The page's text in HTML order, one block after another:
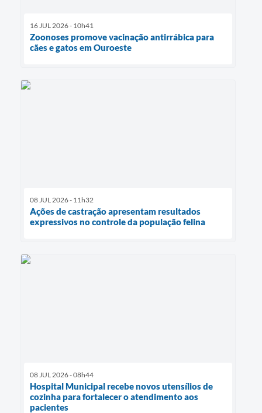
16 JUL 2026 - 10h41
Zoonoses promove vacinação antirrábica para
cães e gatos em Ouroeste
08 JUL 2026 - 11h32
Ações de castração apresentam resultados
expressivos no controle da população felina
08 JUL 2026 - 08h44
Hospital Municipal recebe novos utensílios de
cozinha para fortalecer o atendimento aos
pacientes